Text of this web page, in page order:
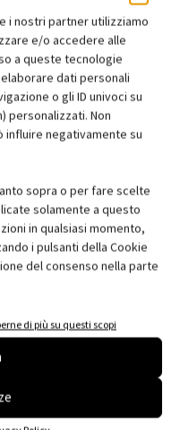
i nostri partner utilizziamo
e/o accedere alle
a queste tecnologie
dati personali
o gli ID univoci su
personalizzati. Non
influire negativamente su
sopra o per fare scelte
solamente a questo
in qualsiasi momento,
i pulsanti della Cookie
del consenso nella parte
di più su questi scopi